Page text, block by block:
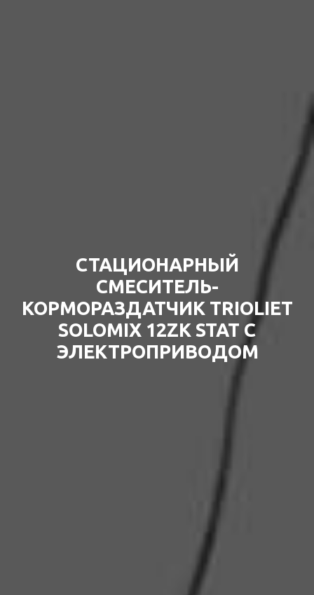
СТАЦИОНАРНЫЙ
СМЕСИТЕЛЬ-
КОРМОРАЗДАТЧИК TRIOLIET
SOLOMIX 12ZK STAT С
ЭЛЕКТРОПРИВОДОМ